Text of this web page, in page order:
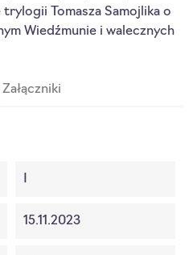
Tomasza Samojlika o
Wiedźmunie i walecznych
Załączniki
15.11.2023